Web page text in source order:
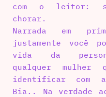
com o leitor:
chorar.
Narrada em
justamente você
vida da
qualquer
identificar com
Bia.. Na verdade